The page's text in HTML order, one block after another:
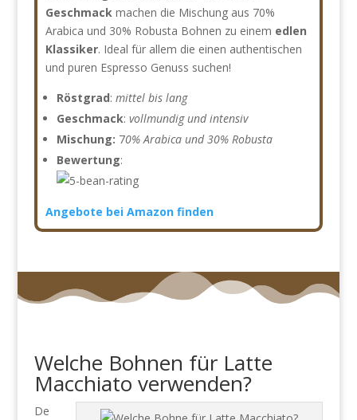
Geschmackmachen die Mischung aus 70%
Arabica und 30% Robusta Bohnen zu einem edlen
Klassiker. Ideal für allem die einen authentischen
und puren Espresso Genuss suchen!
Röstgrad: mittel bis lang
Geschmack: vollmundig und intensiv
Mischung: 70% Arabica und 30% Robusta
Bewertung:
Angebote bei Amazon finden
Welche Bohnen für Latte
Macchiato verwenden?
De